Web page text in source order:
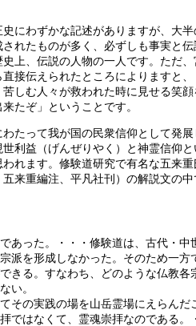
にわずかな記述がありますが、大
れたものが多く、必ずしも事実と
上、伝説の人物の一人です。ただ
接伝えられたところによりますと
しむ人々が救われた時に見せる笑
たぞ」ということです。
たって我が国の民衆信仰として発
利益（げんぜりやく）と神霊信仰
れます。修験道研究で有名な五来
来重編注、平凡社刊）の解説文の
あった。・・・修験道は、古代・中
派を形成しなかった。そのため一方
きる。すなわち、どのような仏教各
い。
その実践の場を山岳霊場にえらんだ
ではなくて、霊魂崇拝なのである。